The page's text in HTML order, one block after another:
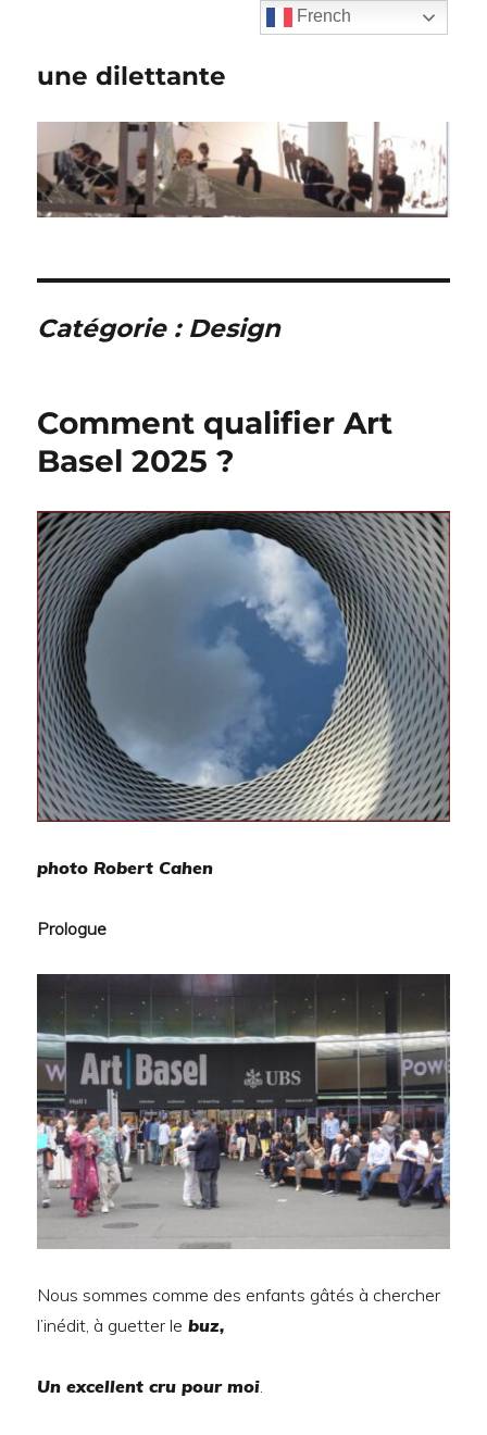
une dilettante
Catégorie : Design
Comment qualifier Art
Basel 2025 ?
photo Robert Cahen
Prologue
Nous sommes comme des enfants gâtés à chercher
l’inédit, à guetter le buz,
Un excellent cru pour moi.
French